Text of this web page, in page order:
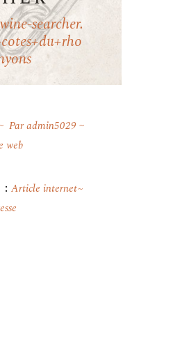
searcher.
Paradmin5029
web
Article internet